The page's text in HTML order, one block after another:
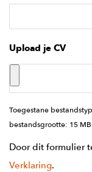
Upload je CV
Toegestane
bestandsgrootte: 15
Door dit formulier
Verklaring.